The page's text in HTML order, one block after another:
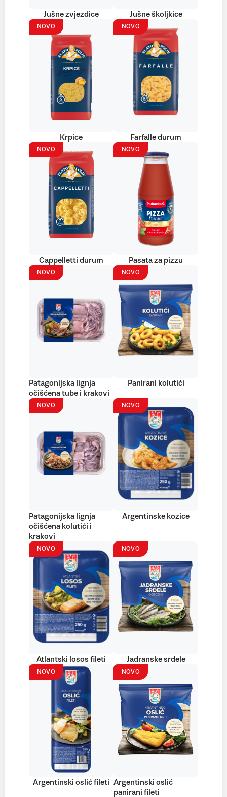
Jušne zvjezdice Jušne školjkice
NOVO
Krpice
NOVO
Farfalle durum
NOVO
Cappelletti durum
NOVO
Pasata za pizzu
NOVO
Patagonijska lignja
očišćena tube i krakovi
NOVO
Panirani kolutići
NOVO
Patagonijska lignja
očišćena kolutići i
krakovi
NOVO
Argentinske kozice
NOVO
Atlantski losos fileti
NOVO
Jadranske srdele
NOVO
Argentinski oslić fileti
NOVO
Argentinski oslić
panirani fileti